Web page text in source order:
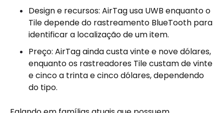
Design e recursos: AirTag usa UWB enquanto o
Tile depende do rastreamento BlueTooth para
identificar a localização de um item.
Preço: AirTag ainda custa vinte e nove dólares,
enquanto os rastreadores Tile custam de vinte
e cinco a trinta e cinco dólares, dependendo
do tipo.